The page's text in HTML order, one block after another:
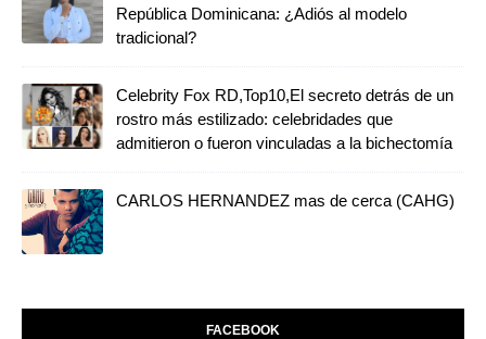
República Dominicana: ¿Adiós al modelo
tradicional?
Celebrity Fox RD,Top10,El secreto detrás de un
rostro más estilizado: celebridades que
admitieron o fueron vinculadas a la bichectomía
CARLOS HERNANDEZ mas de cerca (CAHG)
FACEBOOK